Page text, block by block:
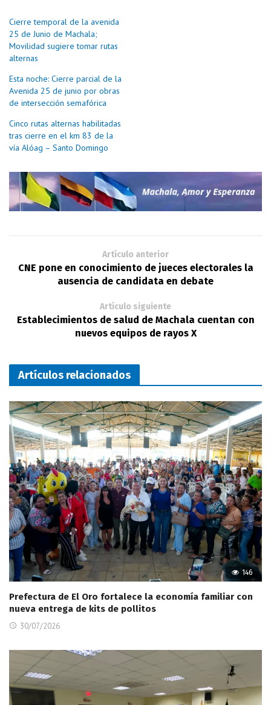
Cierre temporal de la avenida
25 de Junio de Machala;
Movilidad sugiere tomar rutas
alternas
Esta noche: Cierre parcial de la
Avenida 25 de junio por obras
de intersección semafórica
Cinco rutas alternas habilitadas
tras cierre en el km 83 de la
vía Alóag – Santo Domingo
Artículo anterior
CNE pone en conocimiento de jueces electorales la
ausencia de candidata en debate
Artículo siguiente
Establecimientos de salud de Machala cuentan con
nuevos equipos de rayos X
Artículos relacionados
146
Prefectura de El Oro fortalece la economía familiar con
nueva entrega de kits de pollitos
30/07/2026